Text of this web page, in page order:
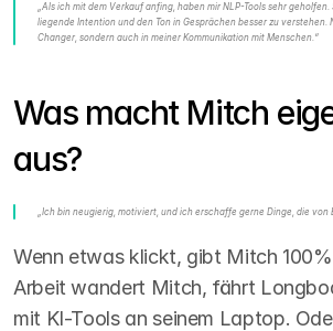
„Als ich mit dem Verkauf anfing, haben mir NLP-Tools sehr
liegende Intention und den Ton in Gesprächen besser zu verstehen.
Changer, sondern auch in meiner Kommunikation mit Menschen.“
Was macht Mitch
aus?
„Ich bin neugierig, motiviert, und ich erschaffe gerne Dinge, die von
Wenn etwas klickt, gibt Mitch
Arbeit wandert Mitch, fährt
mit KI-Tools an seinem Laptop.